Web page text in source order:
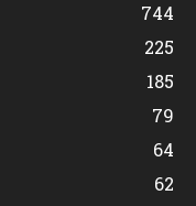
744
225
185
79
64
62